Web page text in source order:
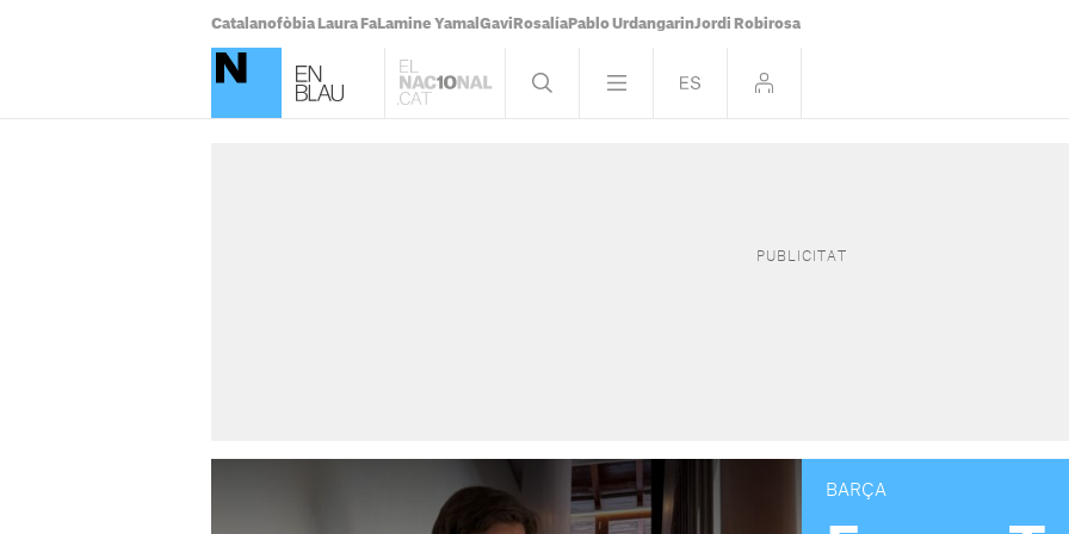
Catalanofòbia Laura Fa Lamine Yamal Gavi Rosalía Pablo UrdangarinJordi Robirosa
BARÇA